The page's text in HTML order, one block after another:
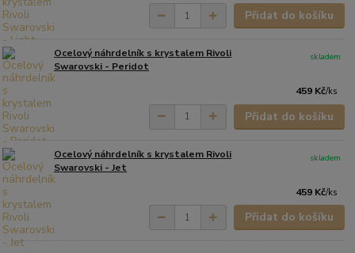
Přidat do košíku
Ocelový náhrdelník s krystalem Rivoli
Swarovski - Peridot
459 Kč/ks
skladem
Přidat do košíku
Ocelový náhrdelník s krystalem Rivoli
Swarovski - Jet
459 Kč/ks
skladem
Přidat do košíku